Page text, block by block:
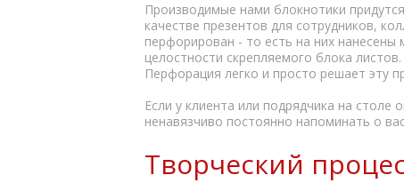
Производимые нами блокнотики
качестве презентов для сотрудников,
перфорирован - то есть на них
целостности скрепляемого блока
Перфорация легко и просто решает эту
Если у клиента или подрядчика на
ненавязчиво постоянно напоминать о
Творческий